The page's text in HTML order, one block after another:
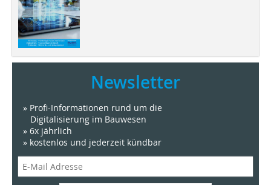
Newsletter
» Profi-Informationen rund um die
Digitalisierung im Bauwesen
» 6x jährlich
» kostenlos und jederzeit kündbar